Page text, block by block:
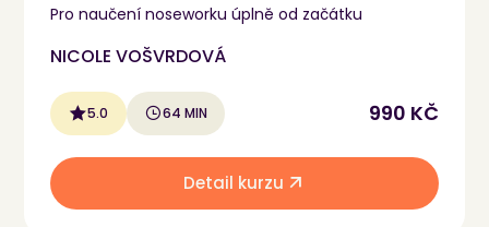
Pro naučení noseworku úplně od začátku
NICOLE VOŠVRDOVÁ
5.0 64 MIN 990 KČ
Detail kurzu